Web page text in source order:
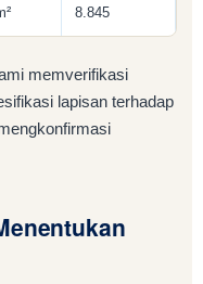
8.845
memverifikasi
lapisan terhadap